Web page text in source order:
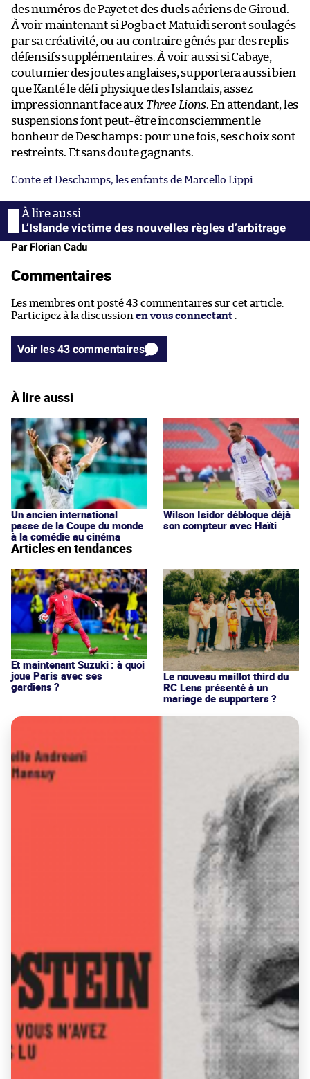
des numéros de Payet et des duels aériens de Giroud.
À voir maintenant si Pogba et Matuidi seront soulagés
par sa créativité, ou au contraire gênés par des replis
défensifs supplémentaires. À voir aussi si Cabaye,
coutumier des joutes anglaises, supportera aussi bien
que Kanté le défi physique des Islandais, assez
impressionnant face aux Three Lions. En attendant, les
suspensions font peut-être inconsciemment le
bonheur de Deschamps : pour une fois, ses choix sont
restreints. Et sans doute gagnants.
Conte et Deschamps, les enfants de Marcello Lippi
L’Islande victime des nouvelles règles d’arbitrage
Par Florian Cadu
Commentaires
Les membres ont posté 43 commentaires sur cet article.
Participez à la discussion en vous connectant
Voir les 43 commentaires
À lire aussi
Un ancien international
passe de la Coupe du monde
à la comédie au cinéma
Wilson Isidor débloque déjà
son compteur avec Haïti
Articles en tendances
Et maintenant Suzuki : à quoi
joue Paris avec ses
gardiens ?
Le nouveau maillot third du
RC Lens présenté à un
mariage de supporters ?